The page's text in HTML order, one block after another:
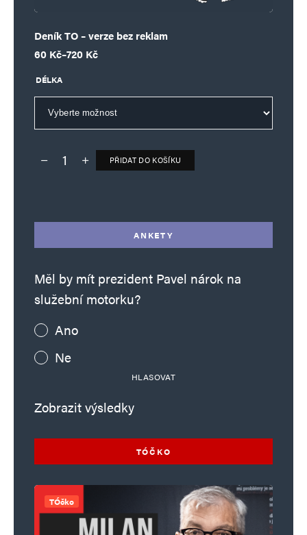
Deník TO – verze bez reklam
60 Kč–720 Kč
Rozpětí cen: 60 Kč až 720 Kč
DÉLKA
Deník TO – verze bez reklam množství
PŘIDAT DO KOŠÍKU
ANKETY
Měl by mít prezident Pavel nárok na
služební motorku?
Ano
Ne
HLASOVAT
Zobrazit výsledky
TÓČKO
TÓčko